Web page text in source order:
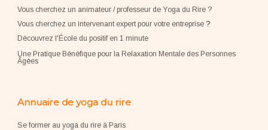
Vous cherchez un animateur / professeur de Yoga du Rire ?
Vous cherchez un intervenant expert pour votre entreprise?
Découvrez l'École du positif en 1 minute
Une Pratique Bénéfique pour la Relaxation Mentale des Personnes
Âgées
Annuaire de yoga du rire
Se former au yoga du rire à Paris